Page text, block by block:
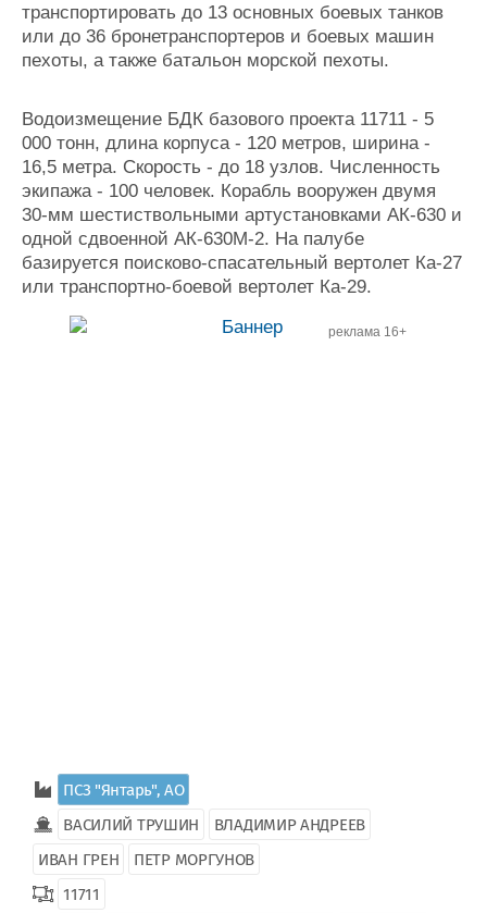
транспортировать до 13 основных боевых танков
или до 36 бронетранспортеров и боевых машин
пехоты, а также батальон морской пехоты.
Водоизмещение БДК базового проекта 11711 - 5
000 тонн, длина корпуса - 120 метров, ширина -
16,5 метра. Скорость - до 18 узлов. Численность
экипажа - 100 человек. Корабль вооружен двумя
30-мм шестиствольными артустановками АК-630 и
одной сдвоенной АК-630М-2. На палубе
базируется поисково-спасательный вертолет Ка-27
или транспортно-боевой вертолет Ка-29.
реклама 16+
ПСЗ "Янтарь", АО
ВАСИЛИЙ ТРУШИН
ВЛАДИМИР АНДРЕЕВ
ИВАН ГРЕН
ПЕТР МОРГУНОВ
11711